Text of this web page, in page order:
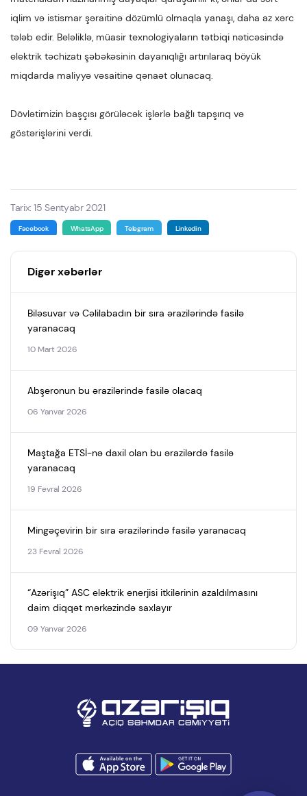
iqlim və istismar şəraitinə dözümlü olmaqla yanaşı, daha az xərc
tələb edir. Beləliklə, müasir texnologiyaların tətbiqi nəticəsində
elektrik təchizatı şəbəkəsinin dayanıqlığı artırılaraq böyük
miqdarda maliyyə vəsaitinə qənaət olunacaq.
Dövlətimizin başçısı görüləcək işlərlə bağlı tapşırıq və
göstərişlərini verdi.
Tarix: 15 Sentyabr 2021
Facebook WhatsApp Telegram Linkedin
Digər xəbərlər
Biləsuvar və Cəlilabadın bir sıra ərazilərində fasilə
yaranacaq
10 Mart 2026
Abşeronun bu ərazilərində fasilə olacaq
06 Yanvar 2026
Maştağa ETSİ-nə daxil olan bu ərazilərdə fasilə
yaranacaq
19 Fevral 2026
Mingəçevirin bir sıra ərazilərində fasilə yaranacaq
23 Fevral 2026
“Azərişıq” ASC elektrik enerjisi itkilərinin azaldılmasını
daim diqqət mərkəzində saxlayır
09 Yanvar 2026